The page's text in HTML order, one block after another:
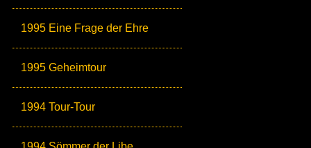
1995 Eine Frage der Ehre
1995 Geheimtour
1994 Tour-Tour